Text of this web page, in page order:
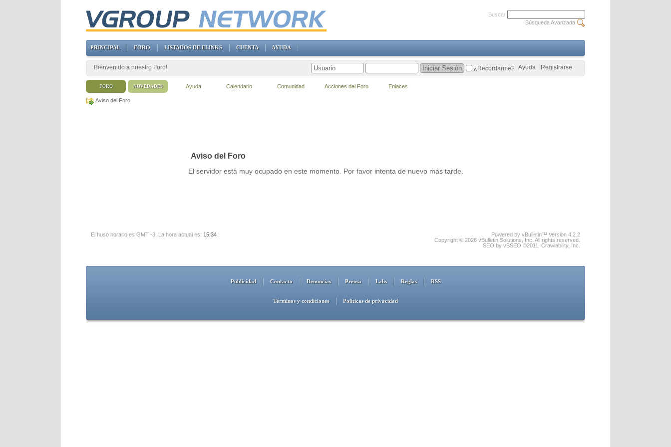
Aviso del Foro
Aviso del Foro
El servidor está muy ocupado en este momento. Por favor intenta de nuevo más tarde.
El huso horario es GMT -3. La hora actual es: 15:34
Powered by vBulletin™ Version 4.2.2
Copyright © 2026 vBulletin Solutions, Inc. All rights reserved.
SEO by vBSEO ©2011, Crawlability, Inc.
Publicidad Contacto Denuncias Prensa Labs Reglas RSS
Términos y condiciones Políticas de privacidad
Buscar
Búsqueda Avanzada
PRINCIPAL FORO LISTADOS DE ELINKS CUENTA AYUDA
Bienvenido a nuestro Foro! Registrarse
Ayuda
¿Recordarme?
FORO Ayuda Calendario Comunidad Acciones del Foro Enlaces
NOVEDADES